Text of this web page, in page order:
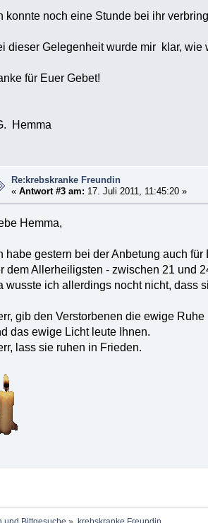
konnte noch eine Stunde bei ihr
dieser Gelegenheit wurde mir klar, wie
für Euer Gebet!
Hemma
Re:krebskranke Freundin
«Antwort #3 am: 17. Juli 2011, 11:45:20 »
Hemma,
habe gestern bei der Anbetung auch
dem Allerheiligsten - zwischen 21 und
wusste ich allerdings nocht nicht, dass
gib den Verstorbenen die ewige Ruhe
das ewige Licht leute Ihnen.
lass sie ruhen in Frieden.